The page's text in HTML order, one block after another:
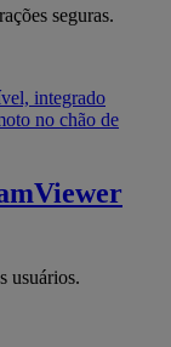
seguras.
integrado
no chão de
usuários.